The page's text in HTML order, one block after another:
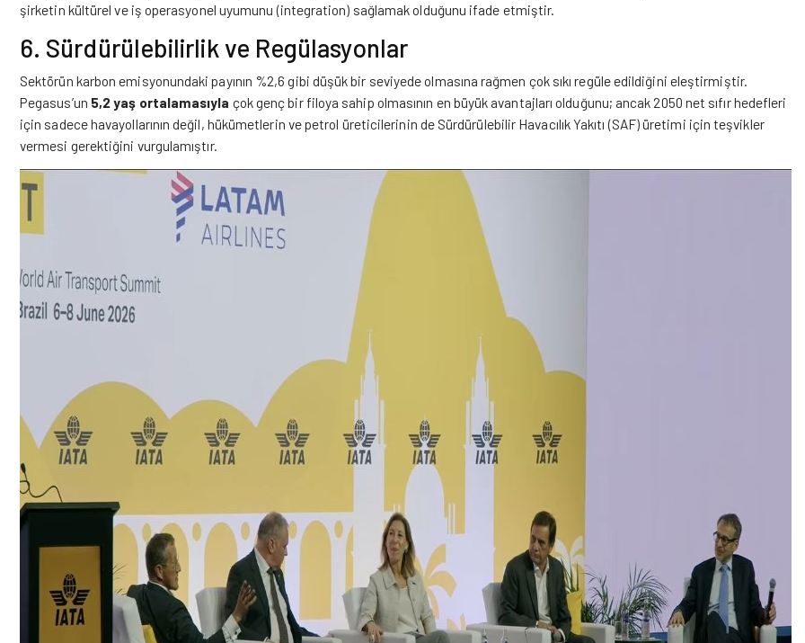
şirketin kültürel ve iş operasyonel uyumunu (integration) sağlamak olduğunu ifade etmiştir.
6. Sürdürülebilirlik ve Regülasyonlar
Sektörün karbon emisyonundaki payının %2,6 gibi düşük bir seviyede olmasına rağmen çok sıkı regüle edildiğini eleştirmiştir.
Pegasus’un 5,2 yaş ortalamasıyla çok genç bir filoya sahip olmasının en büyük avantajları olduğunu; ancak 2050 net sıfır hedefleri
için sadece havayollarının değil, hükümetlerin ve petrol üreticilerinin de Sürdürülebilir Havacılık Yakıtı (SAF) üretimi için teşvikler
vermesi gerektiğini vurgulamıştır.